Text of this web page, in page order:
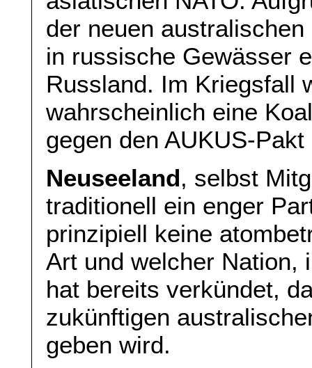
der neuen
in russische Gewässer
Russland. Im Kriegsfall
wahrscheinlich eine
gegen den AUKUS-
Neuseeland, selbst
traditionell ein enger
prinzipiell keine
Art und welcher Nation,
hat bereits verkündet,
zukünftigen
geben wird.